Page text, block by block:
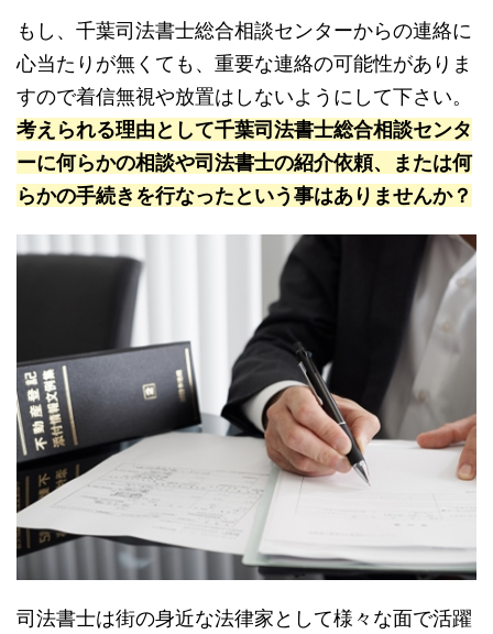
もし、千葉司法書士総合相談センターからの連絡に
心当たりが無くても、重要な連絡の可能性がありま
すので着信無視や放置はしないようにして下さい。
考えられる理由として千葉司法書士総合相談センタ
ーに何らかの相談や司法書士の紹介依頼、または何
らかの手続きを行なったという事はありませんか？
司法書士は街の身近な法律家として様々な面で活躍